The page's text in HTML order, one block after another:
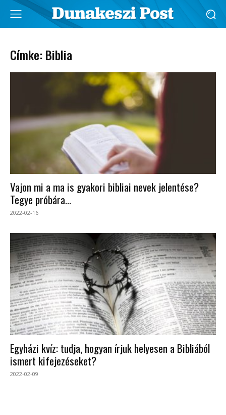
Címke: Biblia
Vajon mi a ma is gyakori bibliai nevek jelentése?
Tegye próbára...
2022-02-16
Egyházi kvíz: tudja, hogyan írjuk helyesen a Bibliából
ismert kifejezéseket?
2022-02-09